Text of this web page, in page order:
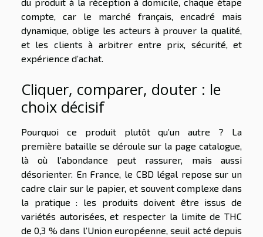
compte, car le marché français, encadré mais
dynamique, oblige les acteurs à prouver la qualité,
et les clients à arbitrer entre prix, sécurité, et
expérience d’achat.
Cliquer, comparer, douter : le
choix décisif
Pourquoi ce produit plutôt qu’un autre ? La
première bataille se déroule sur la page catalogue,
là où l’abondance peut rassurer, mais aussi
désorienter. En France, le CBD légal repose sur un
cadre clair sur le papier, et souvent complexe dans
la pratique : les produits doivent être issus de
variétés autorisées, et respecter la limite de THC
de 0,3 % dans l’Union européenne, seuil acté depuis